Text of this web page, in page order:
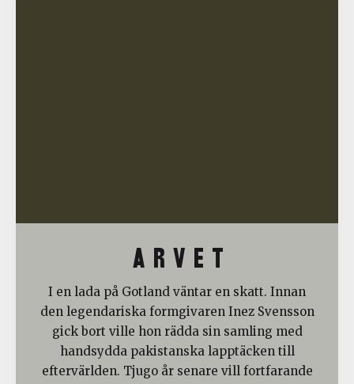
A R V E T
I en lada på Gotland väntar en skatt. Innan
den legendariska formgivaren Inez Svensson
gick bort ville hon rädda sin samling med
handsydda pakistanska lapptäcken till
eftervärlden. Tjugo år senare vill fortfarande